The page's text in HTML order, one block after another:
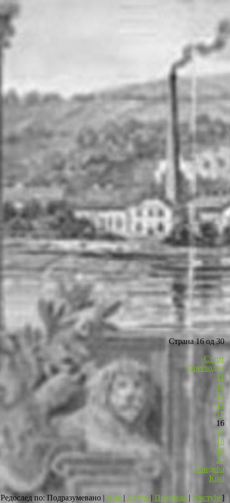
Страна 16 од 30
Старт
Претходна
11
12
13
14
15
16
17
18
19
20
Следећа
Крај
Редослед по: Подразумевано | Име | Датум | Прегледа | [Растуће]